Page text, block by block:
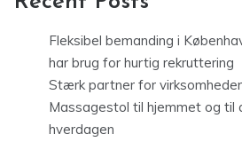
Fleksibel bemanding i
har brug for hurtig rekruttering
Stærk partner for virksomheder
Massagestol til hjemmet og til
hverdagen